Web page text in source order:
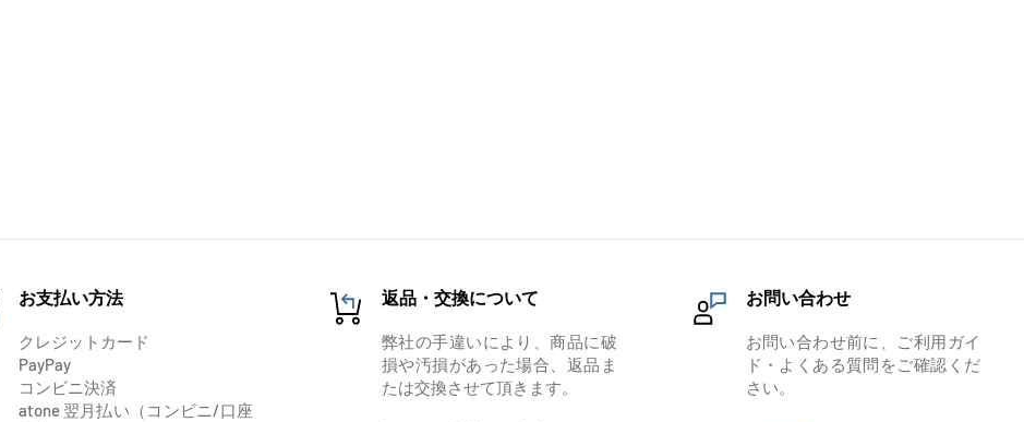
ミックスプロジェクト
り込んできた黒船ユニット
」に加え、ムーンバート
る。
開催された
-NØVA-「Abyssmare PART」
お支払い方法
クレジットカード
PayPay
コンビニ決済
atone 翌月払い（コンビニ/口座
返品・交換について
弊社の手違いにより、商品に破
損や汚損があった場合、返品ま
たは交換させて頂きます。
お問い合わせ
お問い合わせ前に、ご利用ガイ
ド・よくある質問をご確認くだ
さい。